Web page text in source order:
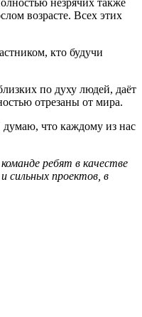
незрячих также
возрасте. Всех этих
кто будучи
по духу людей, даёт
отрезаны от мира.
думаю, что каждому из нас
ребят в качестве
сильных проектов, в